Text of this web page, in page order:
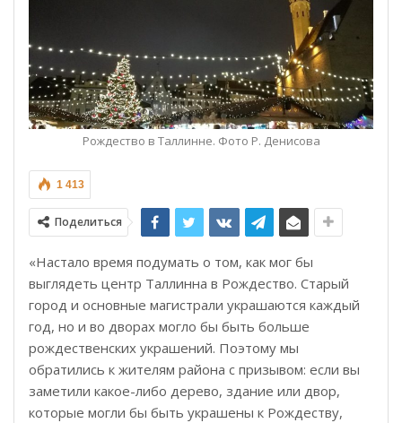
Рождество в Таллинне. Фото Р. Денисова
1 413
Поделиться
«Настало время подумать о том, как мог бы
выглядеть центр Таллинна в Рождество. Старый
город и основные магистрали украшаются каждый
год, но и во дворах могло бы быть больше
рождественских украшений. Поэтому мы
обратились к жителям района с призывом: если вы
заметили какое-либо дерево, здание или двор,
которые могли бы быть украшены к Рождеству,